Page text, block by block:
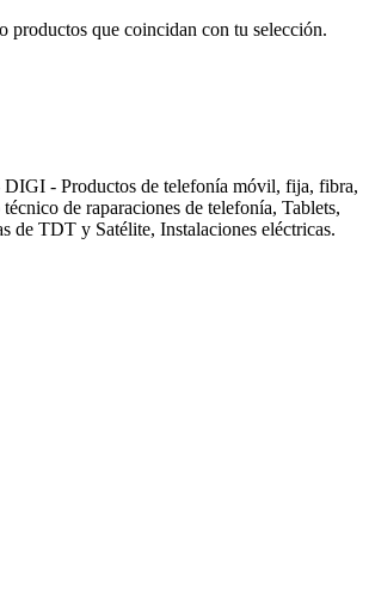
productos que coincidan con tu selección.
- Productos de telefonía móvil, fija, fibra,
de raparaciones de telefonía, Tablets,
de TDT y Satélite, Instalaciones eléctricas.